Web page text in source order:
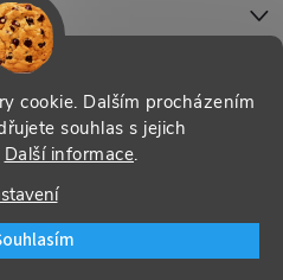
cookie. Dalším procházením
souhlas s jejich
Další informace.
Shoptet
. Všechna práva vyhrazena.
cookies